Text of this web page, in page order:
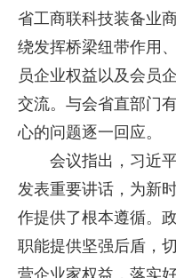
省工商联科技装备业
绕发挥桥梁纽带作用
员企业权益以及会员
交流。与会省直部门
心的问题逐一回应。
会议指出，习近平
发表重要讲话，为新
作提供了根本遵循。
职能提供坚强后盾，
营企业家权益，落实